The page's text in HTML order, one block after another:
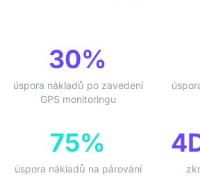
30%
úspora nákladů po zavedení
GPS monitoringu
75%
úspora nákladů na párování